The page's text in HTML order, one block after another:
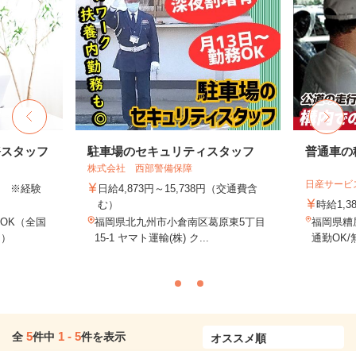
タッフ
※経験
（全国
駐車場のセキュリティスタッフ
株式会社 西部警備保障
日給4,873円～15,738円（交通費含
む）
福岡県北九州市小倉南区葛原東5丁目
15-1 ヤマト運輸(株) ク...
普通車の
日産サー
時給
福岡県糟
通勤OK/
全 5件中 1 - 5件を表示